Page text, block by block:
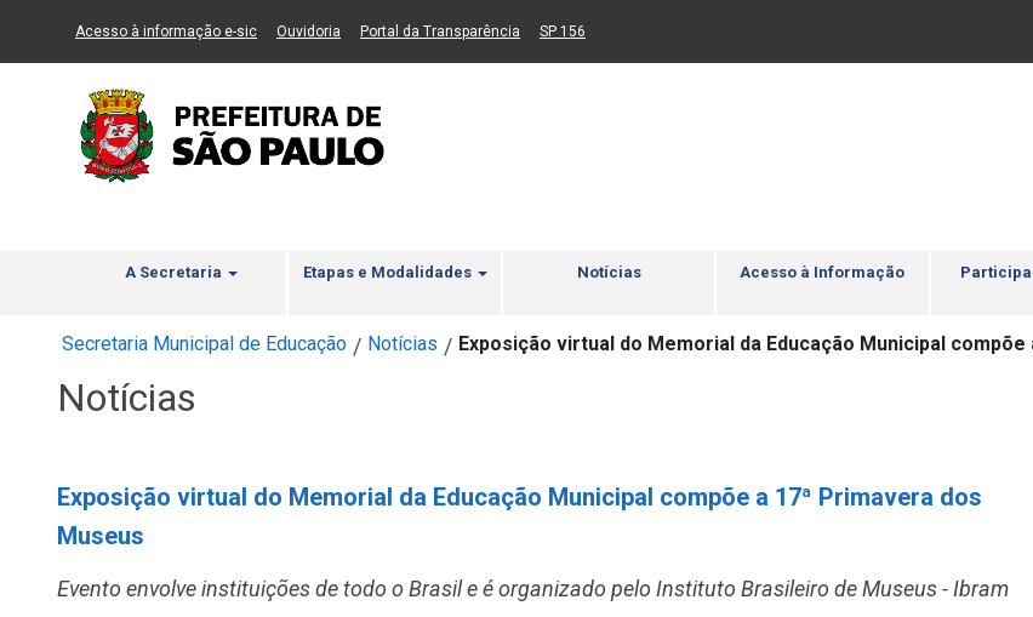
Ir ao Conteúdo Ir para menu principal 2 Ir para busca Ir para rodapé
Acesso à informação e-sic(Link para um novo sítio)
Ouvidoria (Link para um novo sítio)
Portal da Transparência (Link para um novo sítio)
SP 156
A Secretaria Etapas e Modalidades Notícias Acesso à Informação
Secretaria Municipal de Educação / Notícias / Exposição virtual do Memorial da Educação Municipal
Notícias
Exposição virtual do Memorial da Educação Municipal compõe a 17ª Primavera dos
Museus
Evento envolve instituições de todo o Brasil e é organizado pelo Instituto Brasileiro de Museus - Ibram